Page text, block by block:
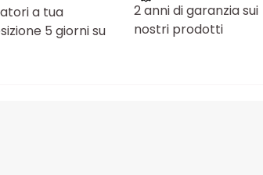
a tua
5 giorni su
2 anni di garanzia sui
nostri prodotti